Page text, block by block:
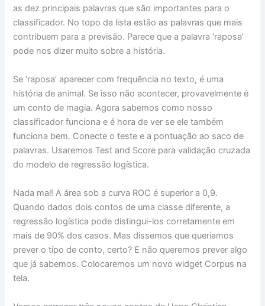
as dez principais palavras que são importantes para o
classificador. No topo da lista estão as palavras que mais
contribuem para a previsão. Parece que a palavra ‘raposa’
pode nos dizer muito sobre a história.
Se ‘raposa’ aparecer com frequência no texto, é uma
história de animal. Se isso não acontecer, provavelmente é
um conto de magia. Agora sabemos como nosso
classificador funciona e é hora de ver se ele também
funciona bem. Conecte o teste e a pontuação ao saco de
palavras. Usaremos Test and Score para validação cruzada
do modelo de regressão logística.
Nada mal! A área sob a curva ROC é superior a 0,9.
Quando dados dois contos de uma classe diferente, a
regressão logística pode distingui-los corretamente em
mais de 90% dos casos. Mas dissemos que queríamos
prever o tipo de conto, certo? E não queremos prever algo
que já sabemos. Colocaremos um novo widget Corpus na
tela.